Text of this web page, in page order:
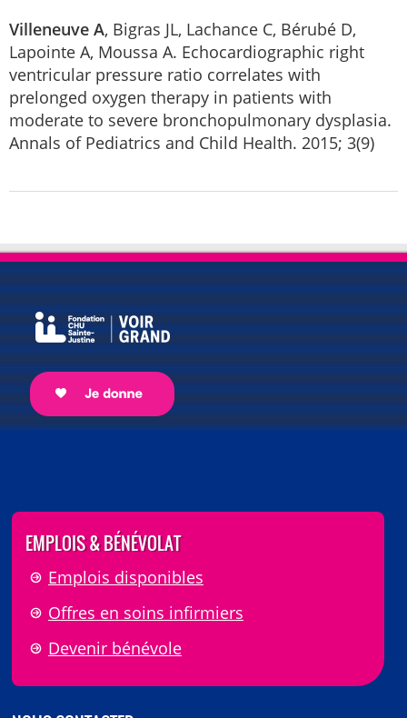
Villeneuve A, Bigras JL, Lachance C, Bérubé D,
Lapointe A, Moussa A. Echocardiographic right
ventricular pressure ratio correlates with
prelonged oxygen therapy in patients with
moderate to severe bronchopulmonary dysplasia.
Annals of Pediatrics and Child Health. 2015; 3(9)
EMPLOIS & BÉNÉVOLAT
Emplois disponibles
Offres en soins infirmiers
Devenir bénévole